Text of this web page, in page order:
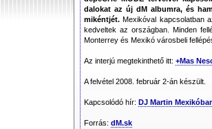
dalokat az új dM albumra, és
mikéntjét. Mexikóval kapcsolatban
kedveltek az országban. Minden
Monterrey és Mexikó városbeli
Az interjú megtekinthető itt: +Mas
A felvétel 2008. február 2-án készült.
Kapcsolódó hír: DJ Martin
Forrás: dM.sk